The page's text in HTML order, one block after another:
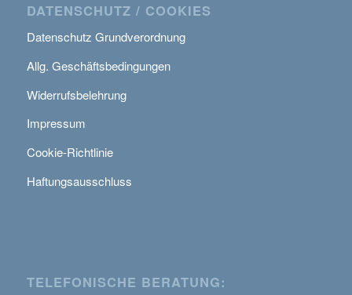
DATENSCHUTZ / COOKIES
Datenschutz Grundverordnung
Allg. Geschäftsbedingungen
Widerrufsbelehrung
Impressum
Cookie-Richtlinie
Haftungsausschluss
TELEFONISCHE BERATUNG: